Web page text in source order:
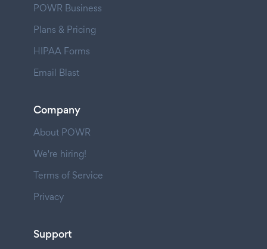
POWR Business
Plans & Pricing
HIPAA Forms
Email Blast
Company
About POWR
We're hiring!
Terms of Service
Privacy
Support